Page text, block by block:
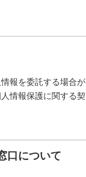
報を委託する場合が
情報保護に関する契
口について